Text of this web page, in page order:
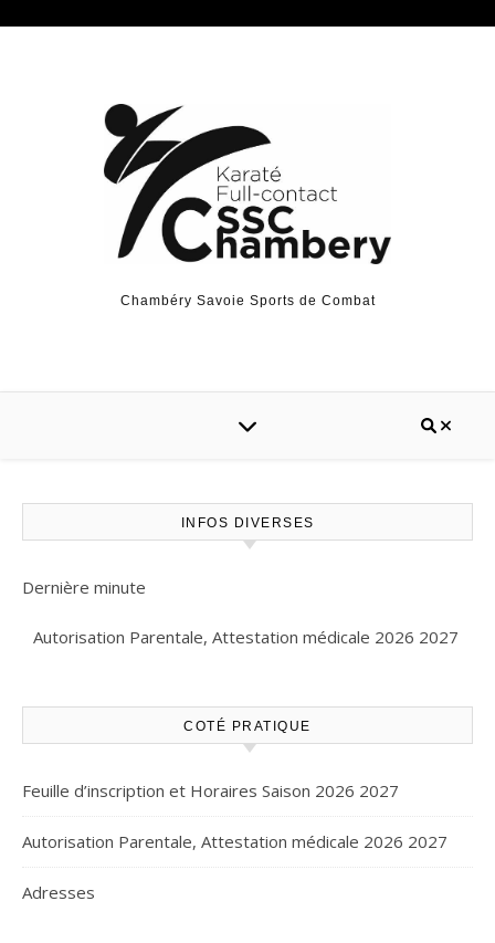
Chambéry Savoie Sports de Combat
INFOS DIVERSES
Dernière minute
Autorisation Parentale, Attestation médicale 2026 2027
COTÉ PRATIQUE
Feuille d’inscription et Horaires Saison 2026 2027
Autorisation Parentale, Attestation médicale 2026 2027
Adresses